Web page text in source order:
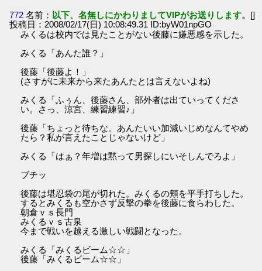
772 名前： 以下、名無しにかわりましてVIPがお送りします。 []
投稿日：2008/02/17(日) 10:08:49.31 ID:byW01npGO
みくるは校内では見たことがない後藤に嫌悪感を示した。
みくる「あんた誰？」
後藤「後藤よ！」
(さすがに未来から来たあんたとは言えないよね)
みくる「ふぅん、後藤さん、部外者は出ていってくださ
い。さっ、涼宮、練習練習♪」
後藤「ちょっと待ちな。あんたいい加減いじめなんてやめ
たら？私が言えたことじゃないけど」
みくる「はぁ？年増は黙って男探しにいそしんでろよ」
ブチッ
後藤は堪忍袋の尾が切れた。みくるの頬を平手打ちした。
するとみくるも空かさず反撃の拳を後藤に食らわした。
朝倉ｖｓ長門
みくるｖｓ古泉
今まで戦いを越える激しい戦闘となった。
みくる「みくるビーム☆☆」
後藤「みくるビーム☆☆」